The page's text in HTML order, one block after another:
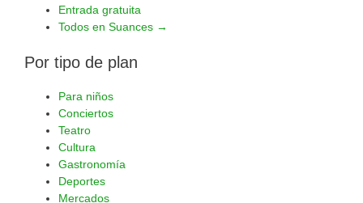
Entrada gratuita
Todos en Suances →
Por tipo de plan
Para niños
Conciertos
Teatro
Cultura
Gastronomía
Deportes
Mercados